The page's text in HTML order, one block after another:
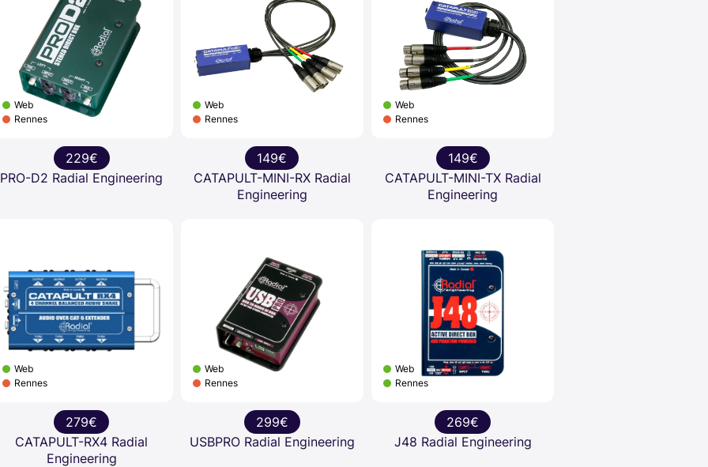
Web
Rennes
229€
PRO-D2 Radial Engineering
Web
Rennes
149€
CATAPULT-MINI-RX Radial
Engineering
Web
Rennes
149€
CATAPULT-MINI-TX Radial
Engineering
Web
Rennes
279€
CATAPULT-RX4 Radial
Engineering
Web
Rennes
299€
USBPRO Radial Engineering
Web
Rennes
269€
J48 Radial Engineering